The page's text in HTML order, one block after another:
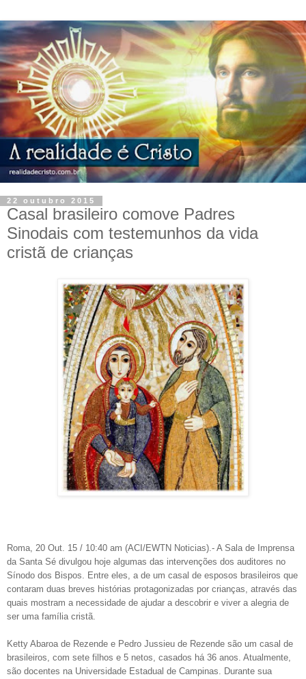
22 outubro 2015
Casal brasileiro comove Padres
Sinodais com testemunhos da vida
cristã de crianças
Roma, 20 Out. 15 / 10:40 am (ACI/EWTN Noticias).- A Sala de Imprensa
da Santa Sé divulgou hoje algumas das intervenções dos auditores no
Sínodo dos Bispos. Entre eles, a de um casal de esposos brasileiros que
contaram duas breves histórias protagonizadas por crianças, através das
quais mostram a necessidade de ajudar a descobrir e viver a alegria de
ser uma família cristã.
Ketty Abaroa de Rezende e Pedro Jussieu de Rezende são um casal de
brasileiros, com sete filhos e 5 netos, casados há 36 anos. Atualmente,
são docentes na Universidade Estadual de Campinas. Durante sua